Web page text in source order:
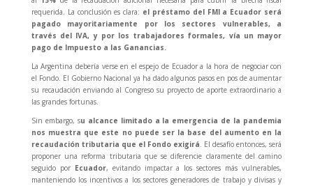
requerida. La conclusión es clara: el préstamo del FMI a Ecuador será
pagado mayoritariamente por los sectores vulnerables, a
través del IVA, y por los trabajadores formales, vía un mayor
pago de Impuesto a las Ganancias.
La Argentina debería verse en el espejo de Ecuador a la hora de negociar con
el Fondo. El Gobierno Nacional ya ha dado algunos pasos en pos de aumentar
su recaudación enviando al Congreso su proyecto de aporte extraordinario a
las grandes fortunas.
Sin embargo, su alcance limitado a la emergencia de la pandemia
nos muestra que este no puede ser la base del aumento en la
recaudación tributaria que el Fondo exigirá. El desafío entonces, será
proponer una reforma tributaria que se diferencie claramente del camino
seguido por Ecuador, evitando impactar a los sectores más vulnerables,
manteniendo los incentivos a los sectores generadores de trabajo y divisas y